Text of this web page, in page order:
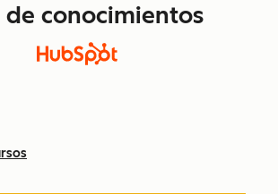
de conocimientos